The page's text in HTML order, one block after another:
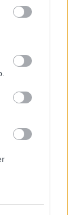
Sara, bu